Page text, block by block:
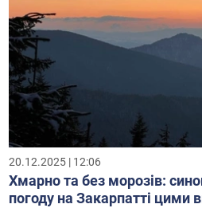
20.12.2025 | 12:06
Хмарно та без морозів:
погоду на Закарпатті цими